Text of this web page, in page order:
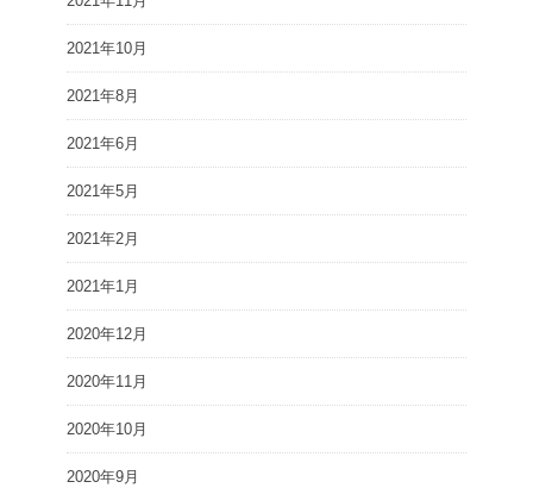
2021年10月
2021年8月
2021年6月
2021年5月
2021年2月
2021年1月
2020年12月
2020年11月
2020年10月
2020年9月